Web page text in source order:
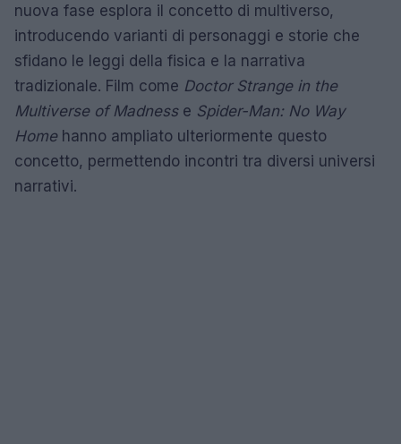
nuova fase esplora il concetto di multiverso,
introducendo varianti di personaggi e storie che
sfidano le leggi della fisica e la narrativa
tradizionale. Film come Doctor Strange in the
Multiverse of Madnesse Spider-Man: No Way
Homehanno ampliato ulteriormente questo
concetto, permettendo incontri tra diversi universi
narrativi.